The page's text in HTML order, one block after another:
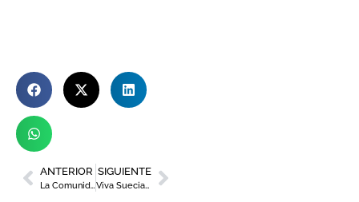
ANTERIOR
La Comunidad encabeza las exportaciones españolas a África Occidental
SIGUIENTE
Viva Suecia y viva Murcia: la Feria 2025 ya tiene pregoneros